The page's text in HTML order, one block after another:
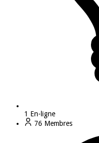
1 En-ligne
76 Membres